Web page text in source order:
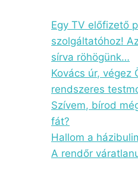
Egy TV előfizető
szolgáltatóhoz!
sírva röhögünk…
Kovács úr, végez
rendszeres
Szívem, bírod
fát?
Hallom a
A rendőr